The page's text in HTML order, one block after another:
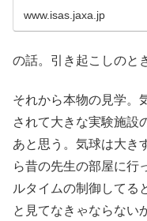
www.isas.jaxa.jp
の話。引き起こしのと
それから本物の見学。
されて大きな実験施設
あと思う。気球は大き
ら昔の先生の部屋に行
ルタイムの制御してる
と見てなきゃならない